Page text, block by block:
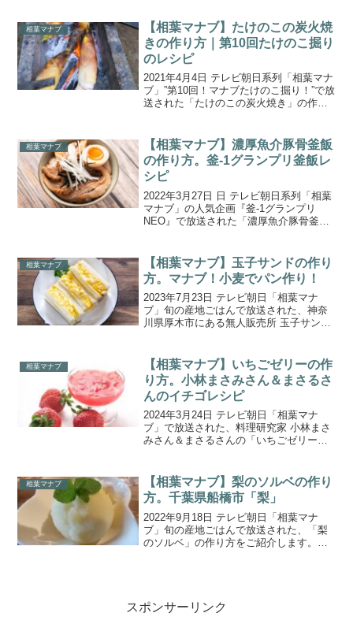
る企画『採れたてわさびで打ち立てのそ
ばを食べよう！』。...
相葉マナブ
【相葉マナブ】たけのこの炭火焼
きの作り方｜第10回たけのこ掘り
のレシピ
2021年4月4日 テレビ朝日系列「相葉マナ
ブ」”第10回！マナブたけのこ掘り！”で放
送された「たけのこの炭火焼き」の作り
り、1時間に放送時間が拡大！人気企画の
「釜-...
相葉マナブ
【相葉マナブ】濃厚魚介豚骨釜飯
の作り方。釜-1グランプリ釜飯レ
シピ
2022年3月27日 日 テレビ朝日系列「相葉
マナブ」の人気企画『釜-1グランプリ
NEO』で放送された「濃厚魚介豚骨釜
なんとも怪しい名前の「罰釜飯」、中華
おこわ風の釜飯...
相葉マナブ
【相葉マナブ】玉子サンドの作り
方。マナブ！小麦でパン作り！
2023年7月23日 テレビ朝日「相葉マナ
ブ」旬の産地ごはんで放送された、神奈
川県厚木市にある無人販売所 玉子サンド
伊勢原市で収穫した小麦を使い、全国の
ご当地パンをイ...
相葉マナブ
【相葉マナブ】いちごゼリーの作
り方。小林まさみさん＆まさるさ
んのイチゴレシピ
2024年3月24日 テレビ朝日「相葉マナ
ブ」で放送された、料理研究家 小林まさ
みさん＆まさるさんの「いちごゼリー」
す。農家さんは17種類ものいちごを育て
ていて、中でも農...
相葉マナブ
【相葉マナブ】梨のソルベの作り
方。千葉県船橋市「梨」
2022年9月18日 テレビ朝日「相葉マナ
ブ」旬の産地ごはんで放送された、「梨
のソルベ」の作り方をご紹介します。今
スポンサーリンク